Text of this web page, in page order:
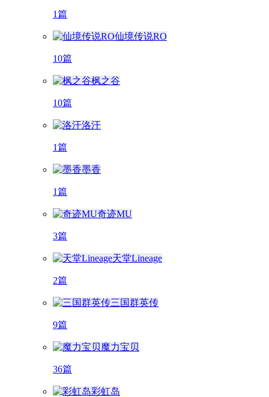
1篇
仙境传说RO
10篇
枫之谷
10篇
洛汗
1篇
墨香
1篇
奇迹MU
3篇
天堂Lineage
2篇
三国群英传
9篇
魔力宝贝
36篇
彩虹岛